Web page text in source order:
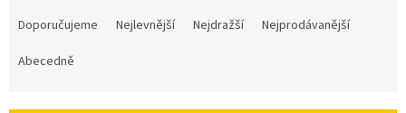
Doporučujeme Nejlevnější Nejdražší
Nejprodávanější
Abecedně